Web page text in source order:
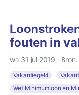
fouten in
wo 31 jul 2019 ·
Vakantiegeld
Wet Minimumloon en